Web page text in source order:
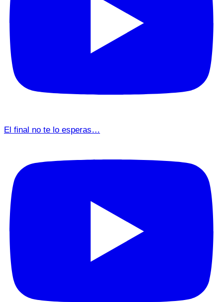
El final no te lo esperas…